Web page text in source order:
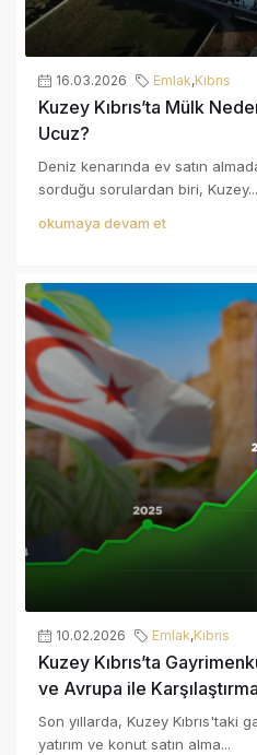
16.03.2026 Emlak,Kıbrıs
Kuzey Kıbrıs’ta Mülk
Ucuz?
Deniz kenarında ev satın
sorduğu sorulardan biri, Kuzey...
okumaya devam et
10.02.2026 Emlak,Kıbrıs
Kuzey Kıbrıs’ta
ve Avrupa ile Karşılaştırma
Son yıllarda, Kuzey Kıbrıs'taki
yatırım ve konut satın alma...